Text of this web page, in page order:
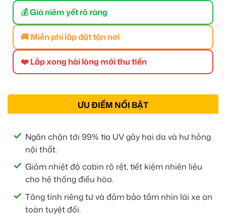
💰 Giá niêm yết rõ ràng
🚚 Miễn phí lắp đặt tận nơi
❤️ Lắp xong hài lòng mới thu tiền
ƯU ĐIỂM NỔI BẬT
Ngăn chặn tới 99% tia UV gây hại da và hư hỏng
nội thất.
Giảm nhiệt độ cabin rõ rệt, tiết kiệm nhiên liệu
cho hệ thống điều hòa.
Tăng tính riêng tư và đảm bảo tầm nhìn lái xe an
toàn tuyệt đối.